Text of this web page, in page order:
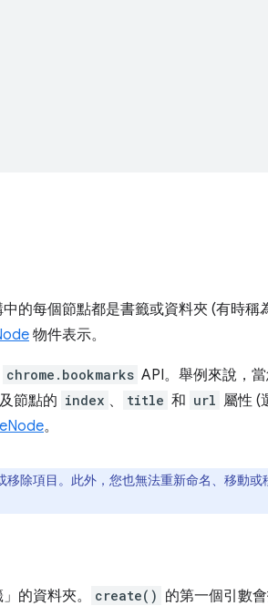
的每個節點都是書籤或資料夾 (有時稱
物件表示。
chrome.bookmarks API。舉例來說，
節點的 index 、 title 和 url 屬性 (
。
移除項目。此外，您也無法重新命名、移動
的資料夾。 create() 的第一個引數